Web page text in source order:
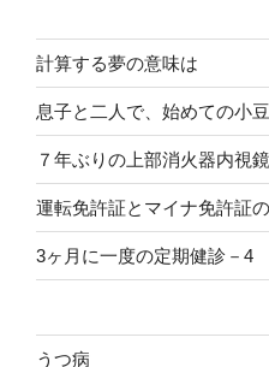
計算する夢の意味は
息子と二人で、始めての小
７年ぶりの上部消火器内視
運転免許証とマイナ免許証
3ヶ月に一度の定期健診－4
うつ病